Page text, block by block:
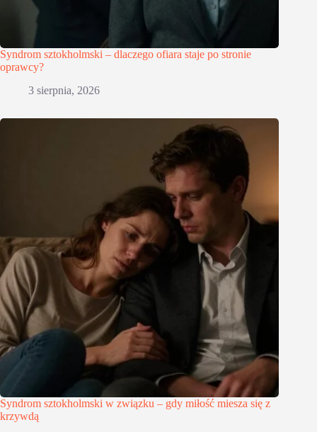
Syndrom sztokholmski – dlaczego ofiara staje po stronie
oprawcy?
3 sierpnia, 2026
Syndrom sztokholmski w związku – gdy miłość miesza się z
krzywdą